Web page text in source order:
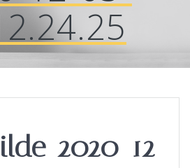
2020-12-